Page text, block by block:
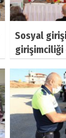
Sosyal
girişimciliği